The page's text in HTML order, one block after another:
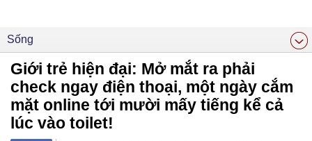
Sống
Giới trẻ hiện đại: Mở mắt ra phải
check ngay điện thoại, một ngày cắm
mặt online tới mười mấy tiếng kể cả
lúc vào toilet!